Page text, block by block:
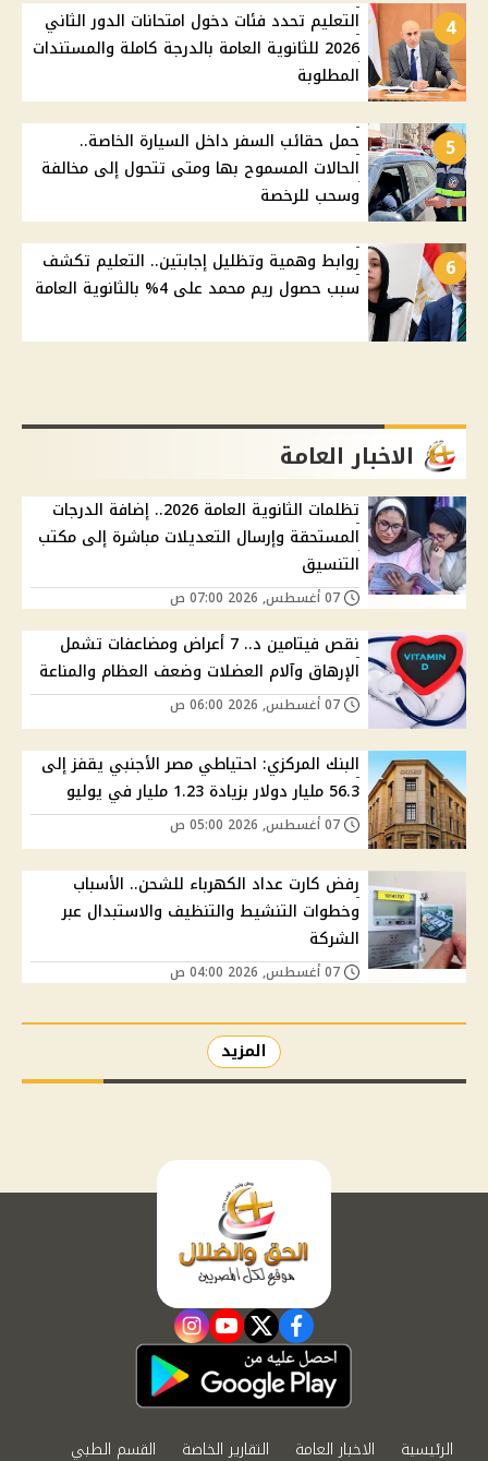
4
التعليم تحدد فئات دخول امتحانات الدور الثاني
2026 للثانوية العامة بالدرجة كاملة والمستندات
المطلوبة
5
حمل حقائب السفر داخل السيارة الخاصة..
الحالات المسموح بها ومتى تتحول إلى مخالفة
وسحب للرخصة
6
روابط وهمية وتظليل إجابتين.. التعليم تكشف
سبب حصول ريم محمد على 4% بالثانوية العامة
الاخبار العامة
تظلمات الثانوية العامة 2026.. إضافة الدرجات
المستحقة وإرسال التعديلات مباشرة إلى مكتب
التنسيق
نقص فيتامين د.. 7 أعراض ومضاعفات تشمل
الإرهاق وآلام العضلات وضعف العظام والمناعة
البنك المركزي: احتياطي مصر الأجنبي يقفز إلى
56.3 مليار دولار بزيادة 1.23 مليار في يوليو
رفض كارت عداد الكهرباء للشحن.. الأسباب
وخطوات التنشيط والتنظيف والاستبدال عبر
الشركة
المزيد
facebook
twitter
youtube
instagram
الرئيسية الاخبار العامة التقارير الخاصة القسم الطبي